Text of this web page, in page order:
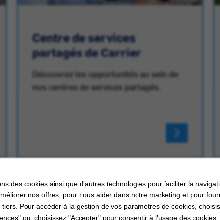
des cookies ainsi que d'autres technologies pour faciliter la
nos offres, pour nous aider dans notre marketing et pour
tiers. Pour accéder à la gestion de vos paramètres de cookies,
ou, choisissez "Accepter" pour consentir à l'usage des cookies.
Centre de services
partagés de Carrier
Découvrez les opportunités au sein de
nos centres de services partagés.